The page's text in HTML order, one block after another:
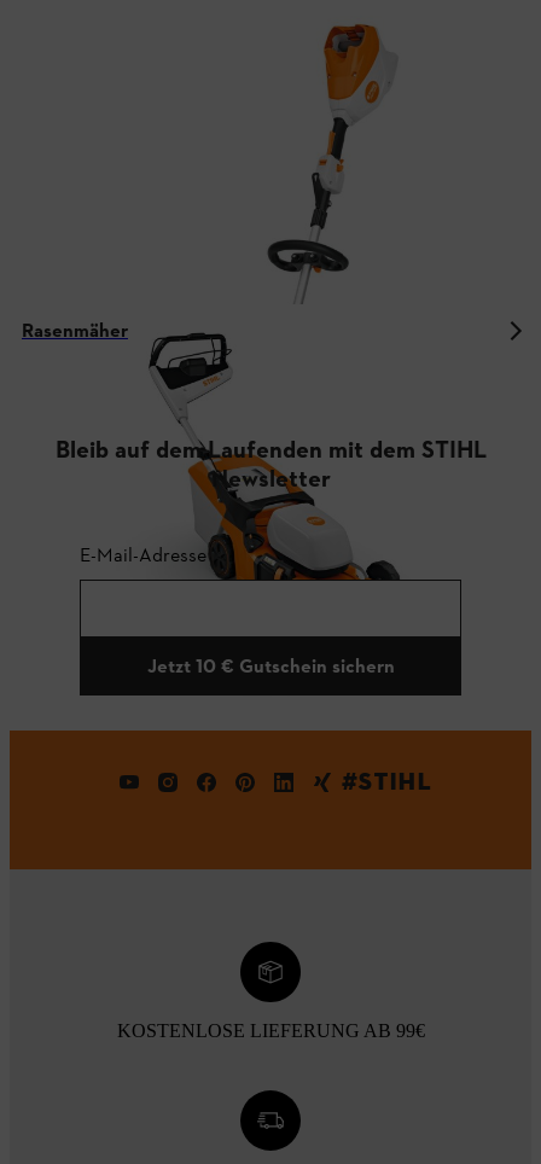
Rasenmäher
Bleib auf dem Laufenden mit dem STIHL
Newsletter
E-Mail-Adresse
Jetzt 10 € Gutschein sichern
#STIHL
KOSTENLOSE LIEFERUNG AB 99€